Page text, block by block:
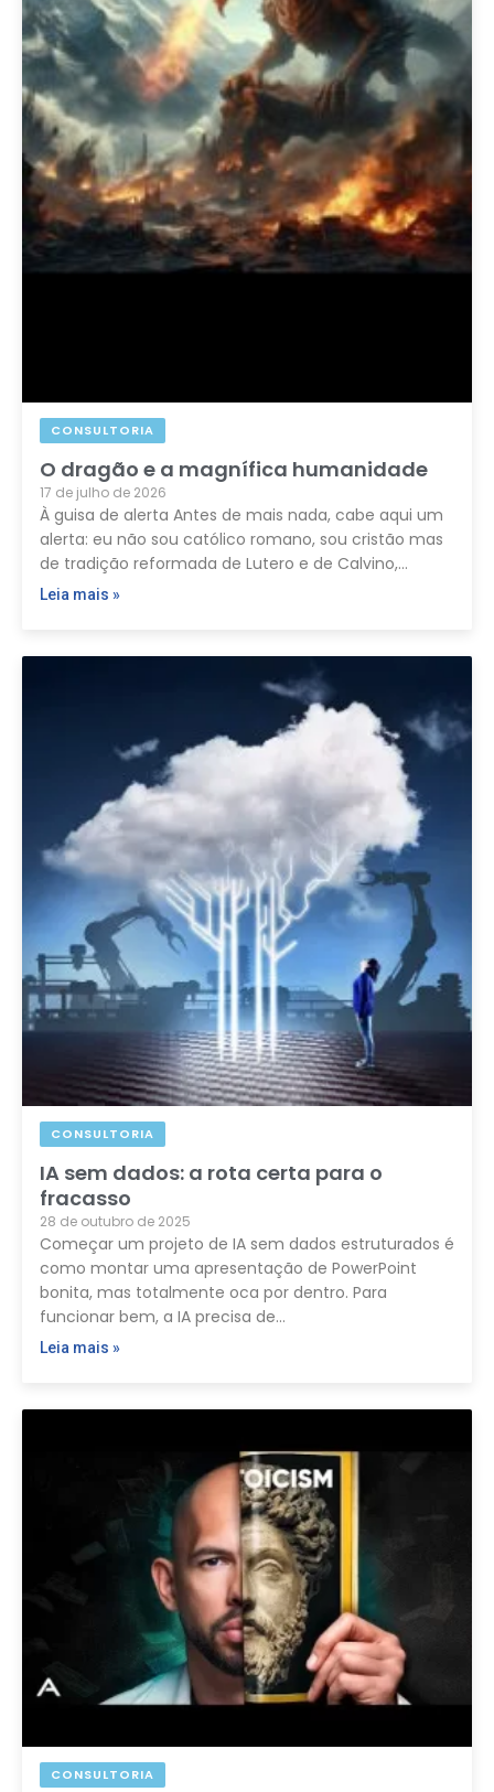
CONSULTORIA
O dragão e a magnífica humanidade
17 de julho de 2026
À guisa de alerta Antes de mais nada, cabe aqui um
alerta: eu não sou católico romano, sou cristão mas
de tradição reformada de Lutero e de Calvino,…
Leia mais »
CONSULTORIA
IA sem dados: a rota certa para o
fracasso
28 de outubro de 2025
Começar um projeto de IA sem dados estruturados é
como montar uma apresentação de PowerPoint
bonita, mas totalmente oca por dentro. Para
funcionar bem, a IA precisa de…
Leia mais »
CONSULTORIA